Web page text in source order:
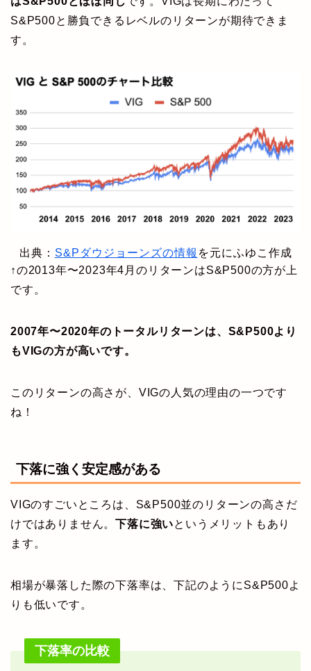
S&P500と勝負できるレベルのリターンが期待できま
す。
出典： S&Pダウジョーンズの情報 を元にふゆこ作成
↑の2013年〜2023年4月のリターンはS&P500の方が上
です。
2007年〜2020年のトータルリターンは、S&P500より
もVIGの方が高いです。
このリターンの高さが、VIGの人気の理由の一つです
ね！
下落に強く安定感がある
VIGのすごいところは、S&P500並のリターンの高さだ
けではありません。下落に強いというメリットもあり
ます。
相場が暴落した際の下落率は、下記のようにS&P500よ
りも低いです。
下落率の比較